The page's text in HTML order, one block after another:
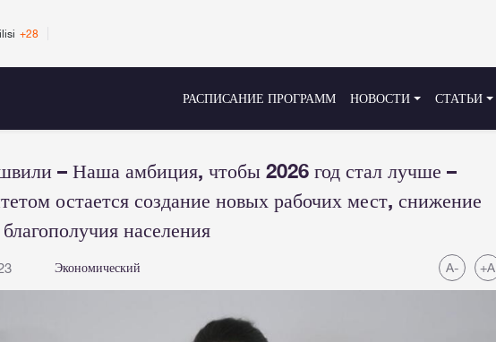
+28
РАСПИСАНИЕ ПРОГРАММ НОВОСТИ СТАТЬИ
– Наша амбиция, чтобы 2026 год стал лучше –
остается создание новых рабочих мест, снижение
населения
Экономический A- +A